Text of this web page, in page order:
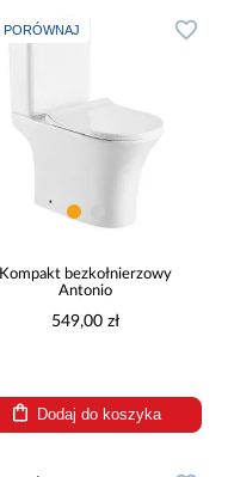
PORÓWNAJ
Kompakt bezkołnierzowy
Antonio
549,00 zł
Dodaj do koszyka